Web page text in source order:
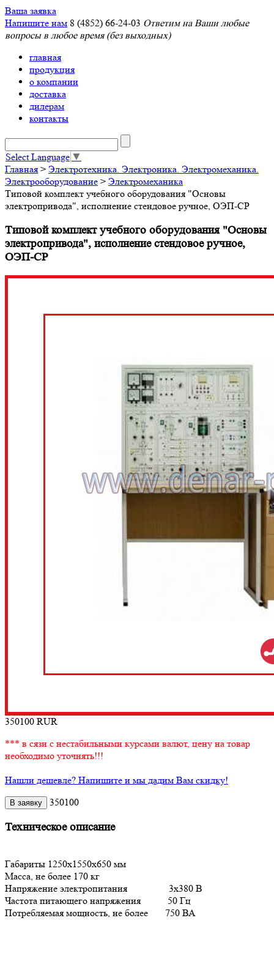
Ваша заявка
Напишите нам 8 (4852) 66-24-03 Ответим на Ваши любые
вопросы в любое время (без выходных)
главная
продукция
о компании
доставка
дилерам
контакты
Select Language ▼
Главная > Электротехника. Электроника. Электромеханика.
Электрооборудование > Электромеханика
Типовой комплект учебного оборудования "Основы
электропривода", исполнение стендовое ручное, ОЭП-СР
Типовой комплект учебного оборудования "Основы
электропривода", исполнение стендовое ручное,
ОЭП-СР
350100 RUR
*** в сязи с нестабильными курсами валют, цену на товар
необходимо уточнять!!!
Нашли дешевле? Напишите и мы дадим Вам скидку!
350100
Техническое описание
Габариты 1250х1550х650 мм
Масса, не более 170 кг
Напряжение электропитания 3х380 В
Частота питающего напряжения 50 Гц
Потребляемая мощность, не более 750 ВА